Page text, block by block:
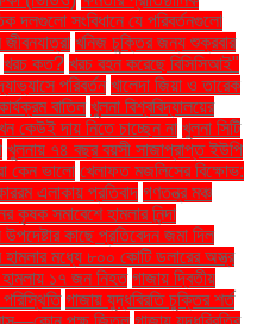
দলগুলো সংবিধানে যে পরিবর্তনগুলো
খনিজ চুক্তির জন্য শুক্রবার
খরচ কত? খরচ বহন করেছে বিসিসিআই"
পরিবর্তন খালেদা জিয়া ও তারেক
বাতিল খুলনা বিশ্ববিদ্যালয়ের
কেউই দায় নিতে চাচ্ছেন না খুলনা সিটি
খুলনায় ৭৪ বছর বয়সী সাজাপ্রাপ্ত ইউপি
কেন ভালো খেলাফত মজলিসের বিক্ষোভ:
এলাকায় প্রতিবাদ গণতন্ত্র মঞ্চ
কৃষক সমাবেশে হামলার নিন্দা
কাছে প্রতিবেদন জমা দিল
হামলার মধ্যে ৮০০ কোটি ডলারের অস্ত্র
হামলায় ১৭ জন নিহত গাজায় দ্বিতীয়
গাজায় যুদ্ধবিরতি চুক্তির শর্ত